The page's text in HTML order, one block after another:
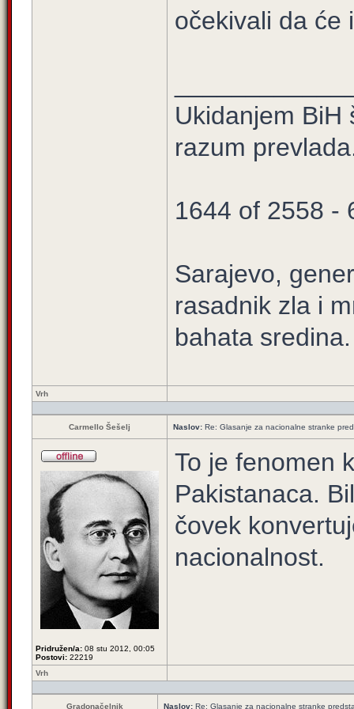
očekivali da će
Ukidanjem BiH
razum
1644 of 2558 -
Sarajevo,
rasadnik zla i
bahata sredina.
Vrh
Carmello Šešelj Naslov: Re: Glasanje za nacionalne stranke
Pridružen/a: 08 stu 2012, 00:05
Postovi: 22219
To je fenomen
Pakistanaca.
čovek
nacionalnost.
Vrh
Gradonačelnik Naslov: Re: Glasanje za nacionalne stranke